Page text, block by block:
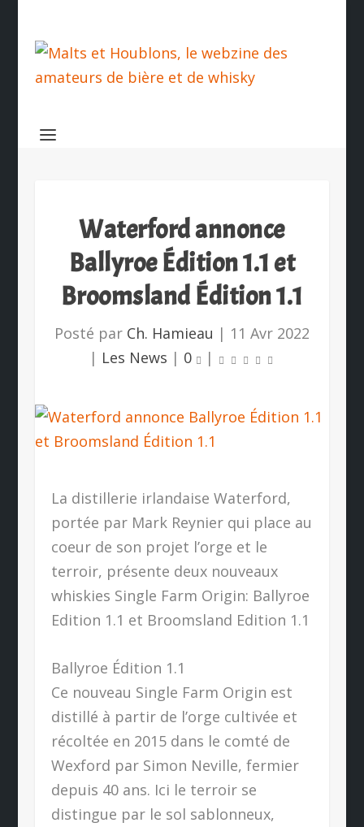
Waterford annonce
Ballyroe Édition 1.1 et
Broomsland Édition 1.1
Posté par Ch. Hamieau | 11 Avr 2022
| Les News | 0 |
La distillerie irlandaise Waterford,
portée par Mark Reynier qui place au
coeur de son projet l’orge et le
terroir, présente deux nouveaux
whiskies Single Farm Origin: Ballyroe
Edition 1.1 et Broomsland Edition 1.1
Ballyroe Édition 1.1
Ce nouveau Single Farm Origin est
distillé à partir de l’orge cultivée et
récoltée en 2015 dans le comté de
Wexford par Simon Neville, fermier
depuis 40 ans. Ici le terroir se
distingue par le sol sablonneux,